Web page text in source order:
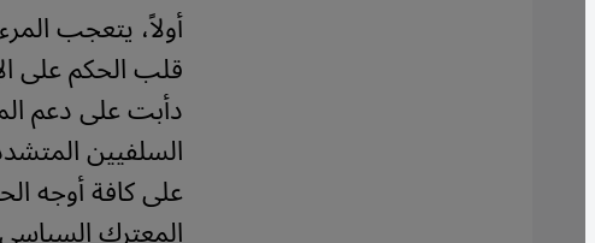
أولاً، يتعجب
قلب الحكم على
دأبت على دعم
السلفيين
على كافة أوجه